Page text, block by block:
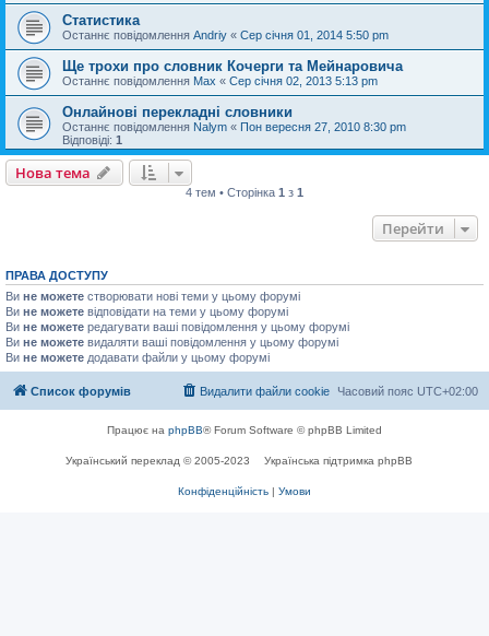
Статистика
Останнє повідомлення Andriy « Сер січня 01, 2014 5:50 pm
Ще трохи про словник Кочерги та Мейнаровича
Останнє повідомлення Max « Сер січня 02, 2013 5:13 pm
Онлайнові перекладні словники
Останнє повідомлення Nalym « Пон вересня 27, 2010 8:30 pm
Відповіді: 1
Нова тема
4 тем • Сторінка 1 з 1
Перейти
ПРАВА ДОСТУПУ
Ви не можете створювати нові теми у цьому форумі
Ви не можете відповідати на теми у цьому форумі
Ви не можете редагувати ваші повідомлення у цьому форумі
Ви не можете видаляти ваші повідомлення у цьому форумі
Ви не можете додавати файли у цьому форумі
Список форумів Часовий пояс UTC+02:00
Видалити файли cookie
Працює на phpBB® Forum Software © phpBB Limited
Український переклад © 2005-2023 Українська підтримка phpBB
Конфіденційність | Умови